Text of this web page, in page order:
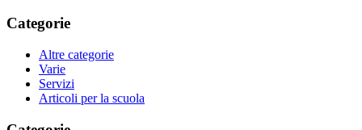
Categorie
Altre categorie
Varie
Servizi
Articoli per la scuola